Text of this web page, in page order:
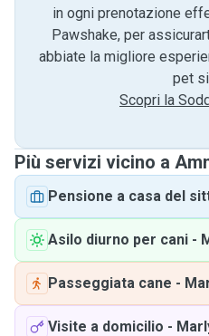
in ogni prenotazione
Pawshake, per
abbiate la migliore
pet
Scopri la
Più servizi vicino a
Pensione a casa del
Asilo diurno per cani -
Passeggiata cane -
Visite a domicilio -